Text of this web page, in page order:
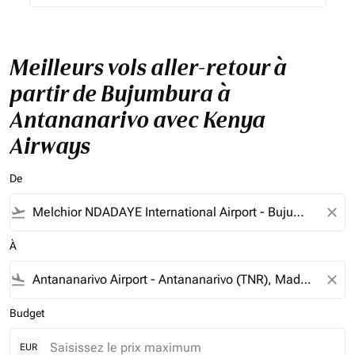
Meilleurs vols aller-retour à
partir de Bujumbura à
Antananarivo avec Kenya
Airways
De
flight_takeoff close
À
flight_land close
Budget
EUR